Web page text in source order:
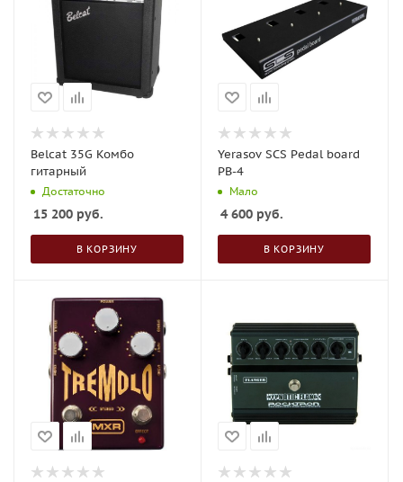
Belcat 35G Комбо
гитарный
Достаточно
15 200 руб.
В КОРЗИНУ
Yerasov SCS Pedal board
PB-4
Мало
4 600 руб.
В КОРЗИНУ